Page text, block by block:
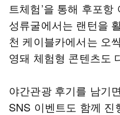
트체험’을 통해 후포
성류굴에서는 랜턴을
천 케이블카에서는 오
영돼 체험형 콘텐츠도
야간관광 후기를 남기
SNS 이벤트도 함께 진